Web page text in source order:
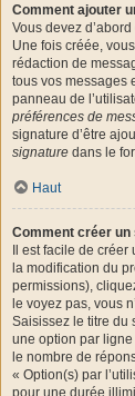
Comment ajouter
Vous devez
Une fois créée,
rédaction de
tous vos messages
panneau de
préférences de
signature d’être
signature dans le
Haut
Comment créer un
Il est facile de créer
la modification du
permissions),
le voyez pas, vous
Saisissez le titre du
une option par
le nombre de
« Option(s) par
pour une durée